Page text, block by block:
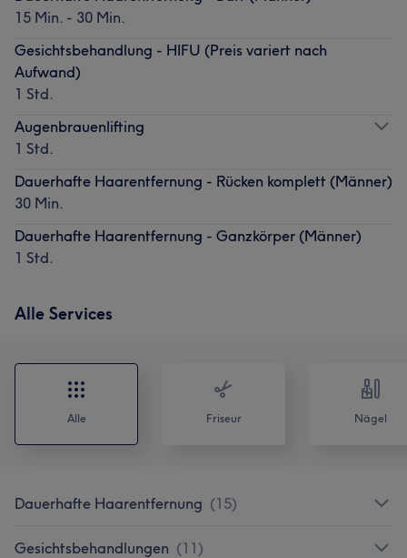
15 Min. - 30 Min.
Gesichtsbehandlung - HIFU (Preis variert nach
Aufwand)
1 Std.
Augenbrauenlifting
1 Std.
Dauerhafte Haarentfernung - Rücken komplett (Männer)
30 Min.
Dauerhafte Haarentfernung - Ganzkörper (Männer)
1 Std.
Alle Services
Alle Friseur Nägel
Dauerhafte Haarentfernung (15)
Gesichtsbehandlungen (11)